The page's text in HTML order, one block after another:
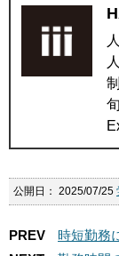
公開日： 2025/07/25
PREV
時短勤務